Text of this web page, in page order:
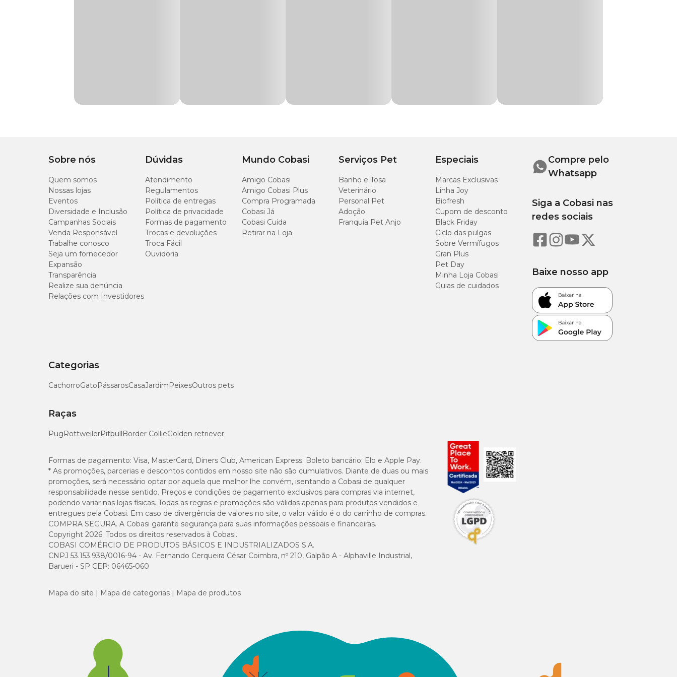
Sobre nós
Quem somos
Nossas lojas
Eventos
Diversidade e Inclusão
Campanhas Sociais
Venda Responsável
Trabalhe conosco
Seja um fornecedor
Expansão
Transparência
Realize sua denúncia
Relações com Investidores
Dúvidas
Atendimento
Regulamentos
Política de entregas
Política de privacidade
Formas de pagamento
Trocas e devoluções
Troca Fácil
Ouvidoria
Mundo Cobasi
Amigo Cobasi
Amigo Cobasi Plus
Compra Programada
Cobasi Já
Cobasi Cuida
Retirar na Loja
Serviços Pet
Banho e Tosa
Veterinário
Personal Pet
Adoção
Franquia Pet Anjo
Especiais
Marcas Exclusivas
Linha Joy
Biofresh
Cupom de desconto
Black Friday
Ciclo das pulgas
Sobre Vermífugos
Gran Plus
Pet Day
Minha Loja Cobasi
Guias de cuidados
Categorias
CachorroGatoPássarosCasaJardimPeixesOutros pets
Raças
PugRottweilerPitbullBorder CollieGolden retriever
Compre pelo
Whatsapp
Siga a Cobasi nas
redes sociais
Baixe nosso app
Formas de pagamento: Visa, MasterCard, Diners Club, American Express; Boleto bancário; Elo e Apple Pay.
* As promoções, parcerias e descontos contidos em nosso site não são cumulativos. Diante de duas ou mais
promoções, será necessário optar por aquela que melhor lhe convém, isentando a Cobasi de qualquer
responsabilidade nesse sentido. Preços e condições de pagamento exclusivos para compras via internet,
podendo variar nas lojas físicas. Todas as regras e promoções são válidas apenas para produtos vendidos e
entregues pela Cobasi. Em caso de divergência de valores no site, o valor válido é o do carrinho de compras.
COMPRA SEGURA. A Cobasi garante segurança para suas informações pessoais e financeiras.
Copyright 2026. Todos os direitos reservados à Cobasi.
COBASI COMÉRCIO DE PRODUTOS BÁSICOS E INDUSTRIALIZADOS S.A.
CNPJ 53.153.938/0016-94 - Av. Fernando Cerqueira César Coimbra, nº 210, Galpão A - Alphaville Industrial,
Barueri - SP CEP: 06465-060
Mapa do site Mapa de categorias Mapa de produtos